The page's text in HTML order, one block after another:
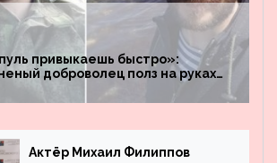
привыкаешь быстро»:
доброволец полз на руках
через заминированное
Актёр Михаил Филиппов